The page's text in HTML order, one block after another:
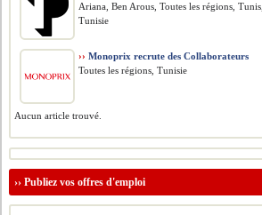
Ariana, Ben Arous, Toutes les régions, Tunis,
Tunisie
›› Monoprix recrute des Collaborateurs
Toutes les régions, Tunisie
Aucun article trouvé.
››Publiez vos offres d'emploi